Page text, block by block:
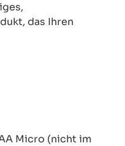
das Ihren
Micro (nicht im